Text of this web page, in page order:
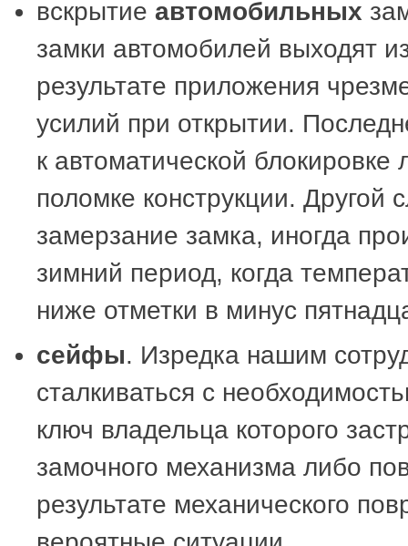
вскрытие автомобильных
замки автомобилей выходят
результате приложения
усилий при открытии.
к автоматической блокировке
поломке конструкции. Другой
замерзание замка, иногда
зимний период, когда
ниже отметки в минус
сейфы. Изредка нашим
сталкиваться с
ключ владельца которого
замочного механизма либо
результате механического